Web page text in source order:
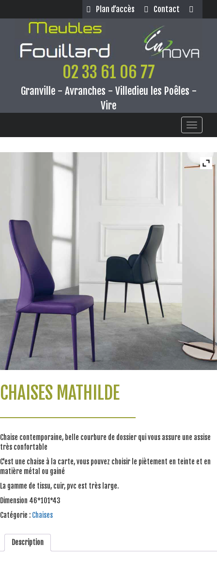
Plan d’accès Contact
02 33 61 06 77
Granville - Avranches - Villedieu les Poêles -
Vire
Toggle
CHAISES MATHILDE
Chaise contemporaine, belle courbure de dossier qui vous assure une assise
très confortable
C'est une chaise à la carte, vous pouvez choisir le piètement en teinte et en
matière métal ou gainé
La gamme de tissu, cuir, pvc est très large.
Dimension 46*101*43
Catégorie : Chaises
Description
Panneau de gestion des cookies